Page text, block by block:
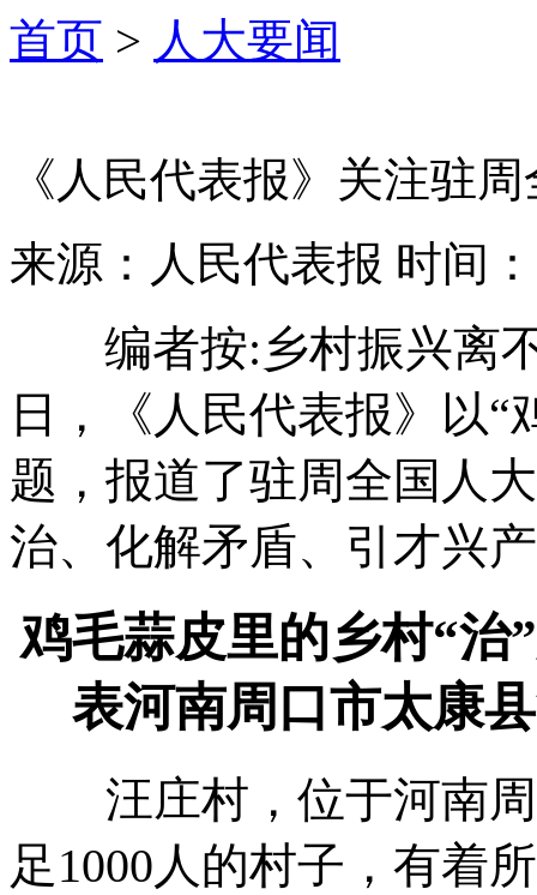
首页 > 人大要闻
《人民代表报》关注驻
来源：人民代表报 时间
编者按:乡村振兴离
日
，
《人民代表报》以
题 ， 报道了驻周全国人
治、化解矛盾、引才兴
鸡毛蒜皮里的乡村“治
表河南周口市太康
汪庄村 ， 位于河南
足1000人的村子 ， 有着